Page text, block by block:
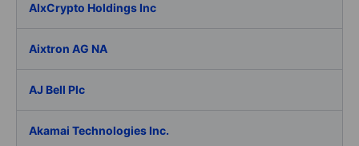
AIxCrypto Holdings Inc
Aixtron AG NA
AJ Bell Plc
Akamai Technologies Inc.